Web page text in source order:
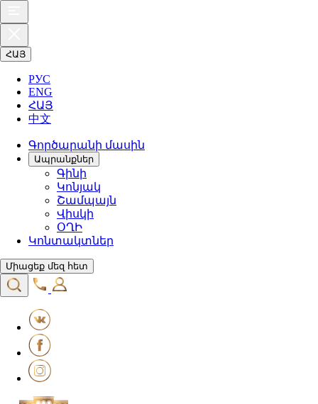
ՀԱՅ
РУС
ENG
ՀԱՅ
中文
Գործարանի մասին
Ապրանքներ
Գինի
Կոնյակ
Շամպայն
Վիսկի
ՕՂԻ
Կոնտակտներ
Միացեք մեզ հետ